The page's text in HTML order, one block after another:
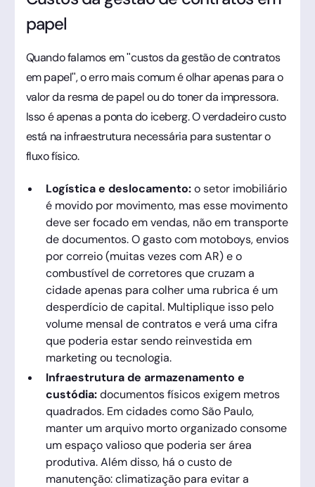
papel
Quando falamos em "custos da gestão de contratos
em papel", o erro mais comum é olhar apenas para o
valor da resma de papel ou do toner da impressora.
Isso é apenas a ponta do iceberg. O verdadeiro custo
está na infraestrutura necessária para sustentar o
fluxo físico.
Logística e deslocamento:o setor imobiliário
é movido por movimento, mas esse movimento
deve ser focado em vendas, não em transporte
de documentos. O gasto com motoboys, envios
por correio (muitas vezes com AR) e o
combustível de corretores que cruzam a
cidade apenas para colher uma rubrica é um
desperdício de capital. Multiplique isso pelo
volume mensal de contratos e verá uma cifra
que poderia estar sendo reinvestida em
marketing ou tecnologia.
Infraestrutura de armazenamento e
custódia:documentos físicos exigem metros
quadrados. Em cidades como São Paulo,
manter um arquivo morto organizado consome
um espaço valioso que poderia ser área
produtiva. Além disso, há o custo de
manutenção: climatização para evitar a